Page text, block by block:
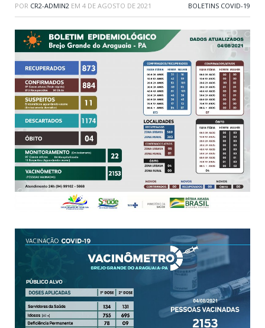
POR CR2-ADMIN2 EM 4 DE AGOSTO DE 2021 BOLETINS COVID-19